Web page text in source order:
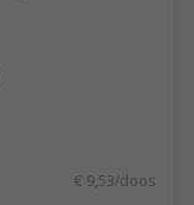
€ 9,53/doos